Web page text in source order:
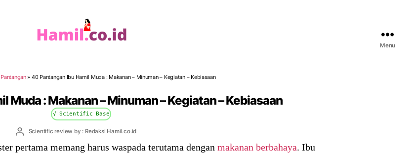
Menu
Pantangan» 40 Pantangan Ibu Hamil Muda : Makanan – Minuman – Kegiatan – Kebiasaan
Muda : Makanan – Minuman – Kegiatan – Kebiasaan
√ Scientific Base
PostScientific review by : Redaksi Hamil.co.id
pertama memang harus waspada terutama dengan makanan berbahaya. Ibu